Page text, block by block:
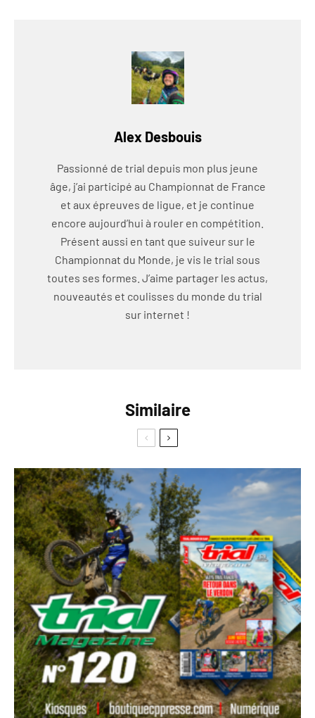
Alex Desbouis
Passionné de trial depuis mon plus jeune
âge, j’ai participé au Championnat de France
et aux épreuves de ligue, et je continue
encore aujourd’hui à rouler en compétition.
Présent aussi en tant que suiveur sur le
Championnat du Monde, je vis le trial sous
toutes ses formes. J’aime partager les actus,
nouveautés et coulisses du monde du trial
sur internet !
Similaire